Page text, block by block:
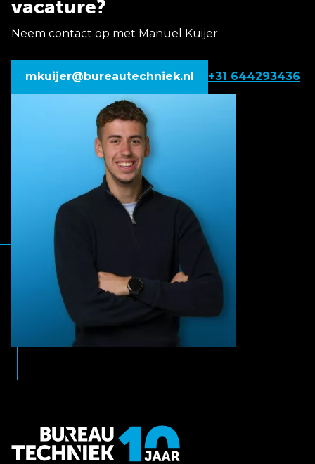
vacature?
Neem contact op met Manuel Kuijer.
mkuijer@bureautechniek.nl +31 644293436